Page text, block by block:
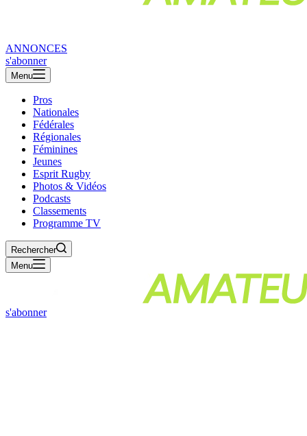
ANNONCES
s'abonner
Menu
Pros
Nationales
Fédérales
Régionales
Féminines
Jeunes
Esprit Rugby
Photos & Vidéos
Podcasts
Classements
Programme TV
Rechercher
Menu
s'abonner